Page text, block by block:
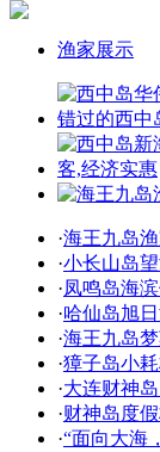
渔家展示
·海王九岛
·小长山岛
·凤鸣岛海
·哈仙岛旭
·海王九岛
·獐子岛小
·大连财神
·财神岛度
·“面向大海